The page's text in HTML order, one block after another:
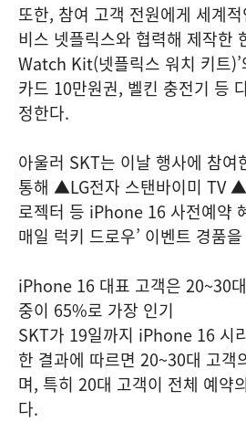
또한, 참여 고객 전원에게 세계
비스 넷플릭스와 협력해 제작한
Watch Kit(넷플릭스 워치 키트
카드 10만원권, 벨킨 충전기 등
정한다.
아울러 SKT는 이날 행사에 참여
통해 ▲LG전자 스탠바이미 TV
로젝터 등 iPhone 16 사전예약
매일 럭키 드로우’ 이벤트 경품
iPhone 16 대표 고객은 20~30
중이 65%로 가장 인기
SKT가 19일까지 iPhone 16 시
한 결과에 따르면 20~30대 고객
며, 특히 20대 고객이 전체 예약
다.